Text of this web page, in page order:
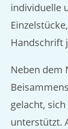
individuelle
Handschrift
Neben dem
gelacht,
unterstützt.